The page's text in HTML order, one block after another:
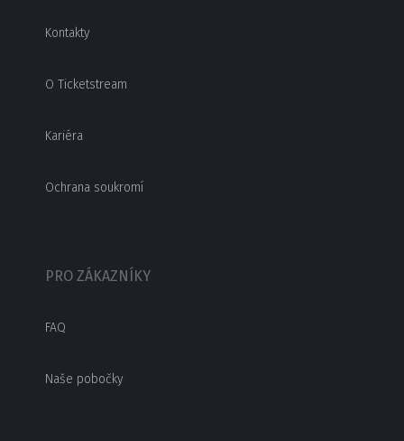
Kontakty
O Ticketstream
Kariéra
Ochrana soukromí
PRO ZÁKAZNÍKY
FAQ
Naše pobočky